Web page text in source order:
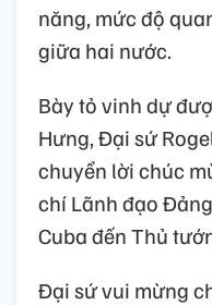
năng, mức độ
giữa hai nước.
Bày tỏ vinh dự
Hưng, Đại sứ
chuyển lời chúc
chí Lãnh đạo
Cuba đến Thủ
Đại sứ vui mừng